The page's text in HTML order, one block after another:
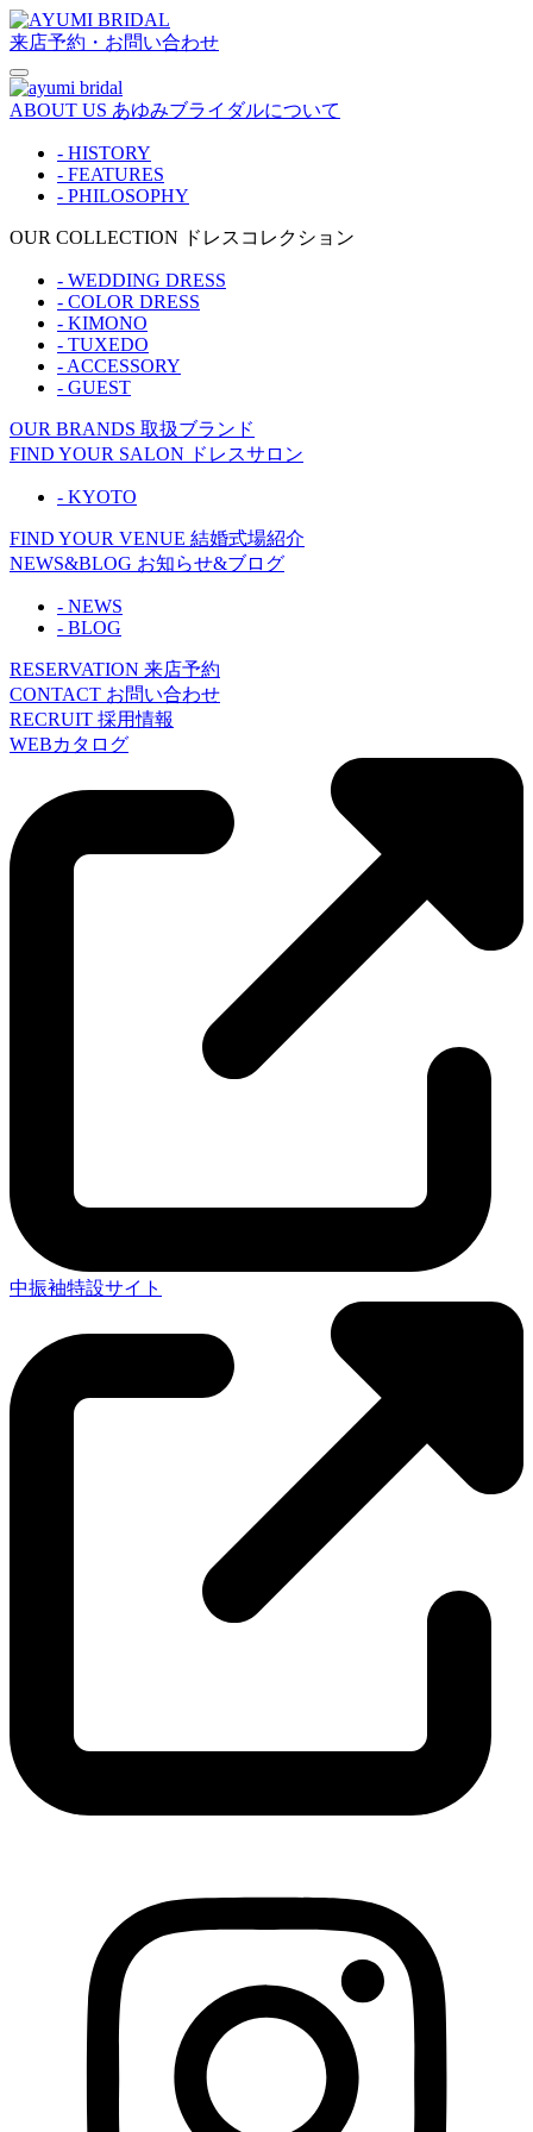
来店予約・お問い合わせ
ABOUT US あゆみブライダルについて
- HISTORY
- FEATURES
- PHILOSOPHY
OUR COLLECTION ドレスコレクション
- WEDDING DRESS
- COLOR DRESS
- KIMONO
- TUXEDO
- ACCESSORY
- GUEST
OUR BRANDS 取扱ブランド
FIND YOUR SALON ドレスサロン
- KYOTO
FIND YOUR VENUE 結婚式場紹介
NEWS&BLOG お知らせ&ブログ
- NEWS
- BLOG
RESERVATION 来店予約
CONTACT お問い合わせ
RECRUIT 採用情報
WEBカタログ
中振袖特設サイト